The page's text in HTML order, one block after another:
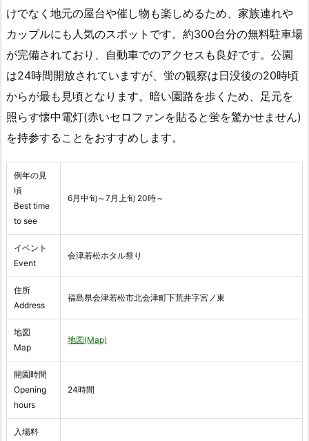
けでなく地元の屋台や催し物も楽しめるため、家族連れや
カップルにも人気のスポットです。約300台分の無料駐車場
が完備されており、自動車でのアクセスも良好です。公園
は24時間開放されていますが、蛍の観察は日没後の20時頃
からが最も見頃となります。暗い園路を歩くため、足元を
照らす懐中電灯(赤いセロファンを貼ると蛍を驚かせません)
を持参することをおすすめします。
例年の見
頃
Best time
to see
6月中旬～7月上旬 20時～
イベント
Event
会津若松ホタル祭り
住所
Address
福島県会津若松市北会津町下荒井字宮ノ東
地図
Map
地図(Map)
開園時間
Opening
hours
24時間
入場料